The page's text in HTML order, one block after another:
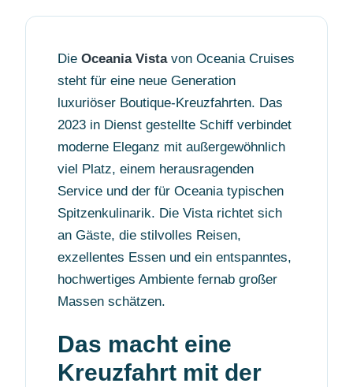
DieOceania Vistavon Oceania Cruises
steht für eine neue Generation
luxuriöser Boutique-Kreuzfahrten. Das
2023 in Dienst gestellte Schiff verbindet
moderne Eleganz mit außergewöhnlich
viel Platz, einem herausragenden
Service und der für Oceania typischen
Spitzenkulinarik. Die Vista richtet sich
an Gäste, die stilvolles Reisen,
exzellentes Essen und ein entspanntes,
hochwertiges Ambiente fernab großer
Massen schätzen.
Das macht eine
Kreuzfahrt mit der